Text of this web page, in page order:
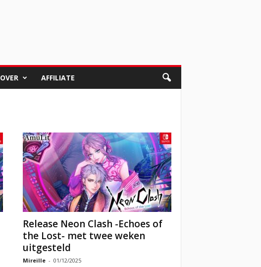
OVER AFFILIATE
Release Neon Clash -Echoes of
the Lost- met twee weken
uitgesteld
Mireille - 01/12/2025